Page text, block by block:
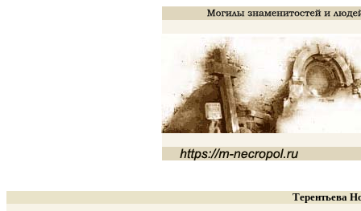
Терентьева